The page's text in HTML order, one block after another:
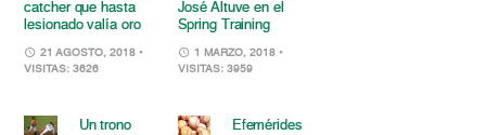
catcher que hasta
lesionado valía oro
21 AGOSTO, 2018 •
VISITAS: 3626
José Altuve en el
Spring Training
1 MARZO, 2018 •
VISITAS: 3959
Un trono
Efemérides